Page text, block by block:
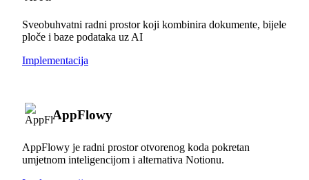
Sveobuhvatni radni prostor koji kombinira dokumente, bijele
ploče i baze podataka uz AI
Implementacija
AppFlowy
AppFlowy je radni prostor otvorenog koda pokretan
umjetnom inteligencijom i alternativa Notionu.